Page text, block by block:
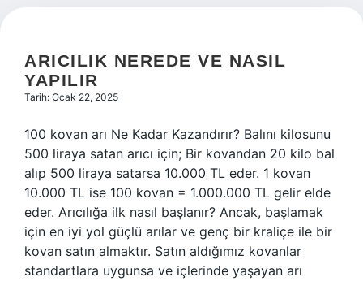
ARICILIK NEREDE VE NASIL
YAPILIR
Tarih: Ocak 22, 2025
100 kovan arı Ne Kadar Kazandırır? Balını kilosunu
500 liraya satan arıcı için; Bir kovandan 20 kilo bal
alıp 500 liraya satarsa ​​10.000 TL eder. 1 kovan
10.000 TL ise 100 kovan = 1.000.000 TL gelir elde
eder. Arıcılığa ilk nasıl başlanır? Ancak, başlamak
için en iyi yol güçlü arılar ve genç bir kraliçe ile bir
kovan satın almaktır. Satın aldığımız kovanlar
standartlara uygunsa ve içlerinde yaşayan arı